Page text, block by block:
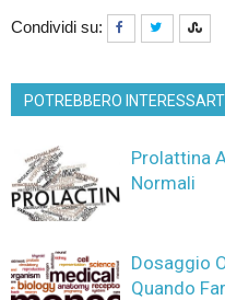
Condividi su:
POTREBBERO INTERESSARTI
Prolattina
Normali
Dosaggio
Quando